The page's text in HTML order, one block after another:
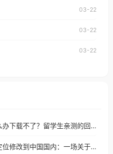
大、澳大利亚、欧洲等国家和地区
利亚、欧洲等国家和地区时，网易
大陆地区播放。 遇到这个问题
地区版权限制」的问题，无论人在
03-22
03-22
03-22
海外看电视地区限制怎么办下载不了？留学生亲测的回国加速方案（附2026世界杯观赛技巧）
在菲律宾用陌陌怎么把定位修改到中国国内：一场关于归属感与连接的探索